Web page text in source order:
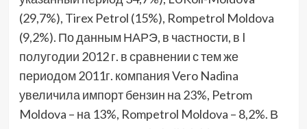
(29,7%), Tirex Petrol (15%), Rompetrol Moldova
(9,2%). По данным НАРЭ, в частности, в I
полугодии 2012 г. в сравнении с тем же
периодом 2011г. компания Vero Nadina
увеличила импорт бензин на 23%, Petrom
Moldova – на 13%, Rompetrol Moldova – 8,2%. В